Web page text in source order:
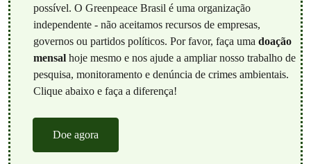
possível. O Greenpeace Brasil é uma organização
independente - não aceitamos recursos de empresas,
governos ou partidos políticos. Por favor, faça uma doação
mensalhoje mesmo e nos ajude a ampliar nosso trabalho de
pesquisa, monitoramento e denúncia de crimes ambientais.
Clique abaixo e faça a diferença!
Doe agora